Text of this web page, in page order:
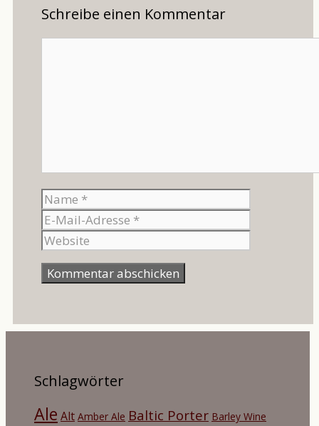
Schreibe einen Kommentar
Name
Mail-
Adresse
Schlagwörter
Ale Alt Amber Ale Baltic Porter Barley Wine